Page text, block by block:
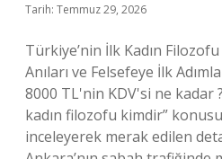
Tarih: Temmuz 29, 2026
Türkiye’nin İlk Kadın
Anıları ve Felsefeye İlk
8000 TL'nin KDV'si ne kadar
kadın filozofu kimdir”
inceleyerek merak edilen